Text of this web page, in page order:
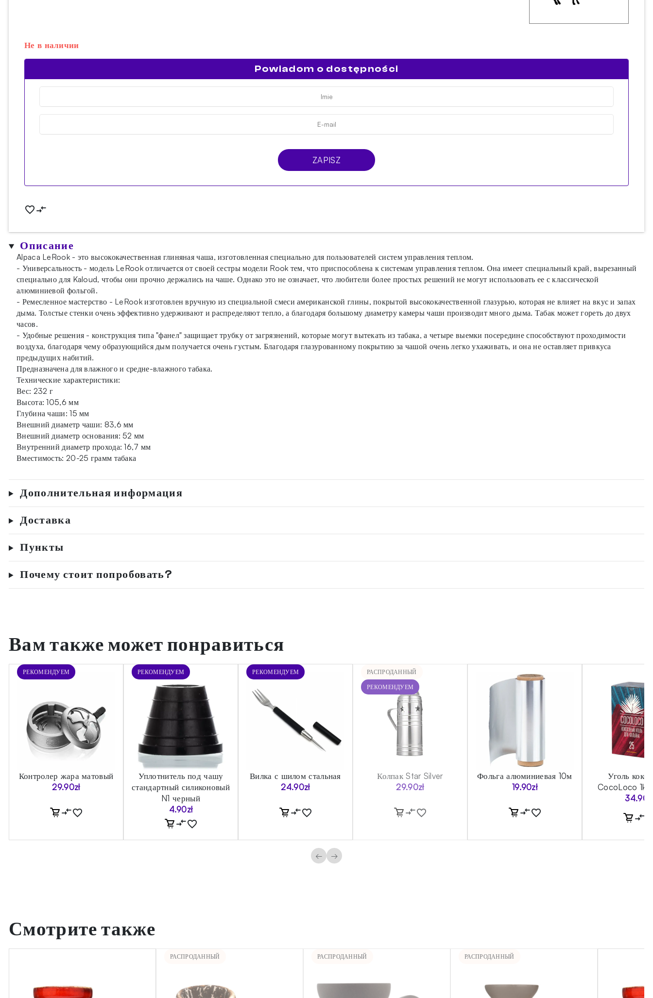
Не в наличии
Powiadom o dostępności
ZAPISZ
Описание
Alpaca LeRook - это высококачественная глиняная чаша, изготовленная специально для пользователей систем управления теплом.
- Универсальность - модель LeRook отличается от своей сестры модели Rook тем, что приспособлена к системам управления теплом. Она имеет специальный край, вырезанный
специально для Kaloud, чтобы они прочно держались на чаше. Однако это не означает, что любители более простых решений не могут использовать ее с классической
алюминиевой фольгой.
- Ремесленное мастерство - LeRook изготовлен вручную из специальной смеси американской глины, покрытой высококачественной глазурью, которая не влияет на вкус и запах
дыма. Толстые стенки очень эффективно удерживают и распределяют тепло, а благодаря большому диаметру камеры чаши производит много дыма. Табак может гореть до двух
часов.
- Удобные решения - конструкция типа "фанел" защищает трубку от загрязнений, которые могут вытекать из табака, а четыре выемки посередине способствуют проходимости
воздуха, благодаря чему образующийся дым получается очень густым. Благодаря глазурованному покрытию за чашой очень легко ухаживать, и она не оставляет привкуса
предыдущих набитий.
Предназначена для влажного и средне-влажного табака.
Технические характеристики:
Вес: 232 г
Высота: 105,6 мм
Глубина чаши: 15 мм
Внешний диаметр чаши: 83,6 мм
Внешний диаметр основания: 52 мм
Внутренний диаметр прохода: 16,7 мм
Вместимость: 20-25 грамм табака
Дополнительная информация
Доставка
Пункты
Почему стоит попробовать?
Вам также может понравиться
РЕКОМЕНДУЕМ
Контролер жара матовый
29.90zł
РЕКОМЕНДУЕМ
Уплотнитель под чашу
стандартный силиконовый
N1 черный
4.90zł
РЕКОМЕНДУЕМ
Вилка с шилом стальная
24.90zł
РАСПРОДАННЫЙ
РЕКОМЕНДУЕМ
Колпак Star Silver
29.90zł
Фольга алюминиевая 10м
19.90zł
Уголь
CocoLoco 1kg
34.90
← →
Смотрите также
РАСПРОДАННЫЙ РАСПРОДАННЫЙ РАСПРОДАННЫЙ